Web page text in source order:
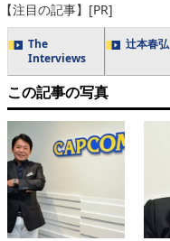
【注目の記事】[PR]
The
Interviews
辻本春弘
この記事の写真